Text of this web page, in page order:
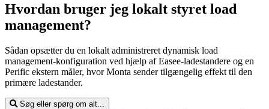
Hvordan bruger jeg lokalt styret load
management?
Sådan opsætter du en lokalt administreret dynamisk load
management-konfiguration ved hjælp af Easee-ladestandere og en
Perific ekstern måler, hvor Monta sender tilgængelig effekt til den
primære ladestander.
Søg eller spørg om alt...